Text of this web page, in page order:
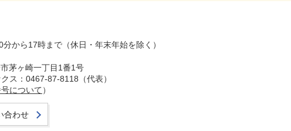
から17時まで（休日・年末年始を除く）
茅ヶ崎一丁目1番1号
ス：0467-87-8118（代表）
について）
合わせ